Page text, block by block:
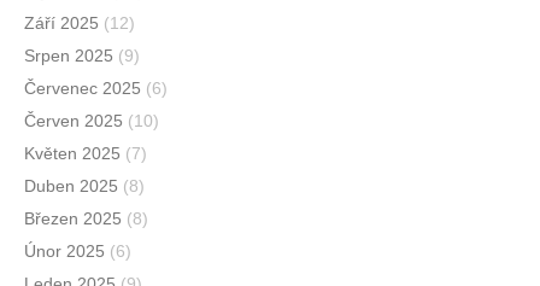
Září 2025 (12)
Srpen 2025 (9)
Červenec 2025 (6)
Červen 2025 (10)
Květen 2025 (7)
Duben 2025 (8)
Březen 2025 (8)
Únor 2025 (6)